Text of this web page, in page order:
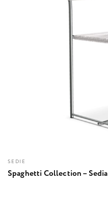
SEDIE
Spaghetti Collection – Sedia